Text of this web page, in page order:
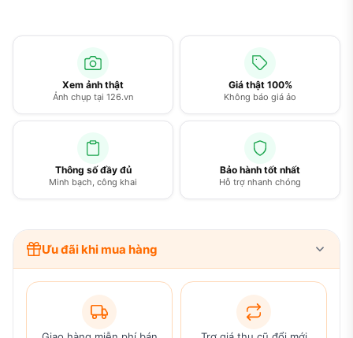
Xem ảnh thật
Ảnh chụp tại 126.vn
Giá thật 100%
Không báo giá ảo
Thông số đầy đủ
Minh bạch, công khai
Bảo hành tốt nhất
Hỗ trợ nhanh chóng
Ưu đãi khi mua hàng